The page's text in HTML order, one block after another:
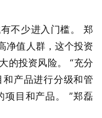
不少进入门槛。 郑
净值人群，这个投资
的投资风险。 “充分
产品进行分级和管
项目和产品。 ”郑磊